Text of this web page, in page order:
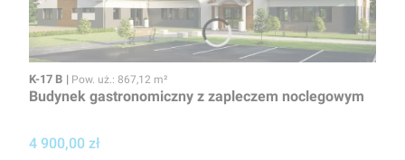
Kod
K-17 B Powierzchnia użytkowa
Pow. uż.: 867,12 m²
Budynek gastronomiczny z zapleczem noclegowym
Cena projektu
4 900,00 zł